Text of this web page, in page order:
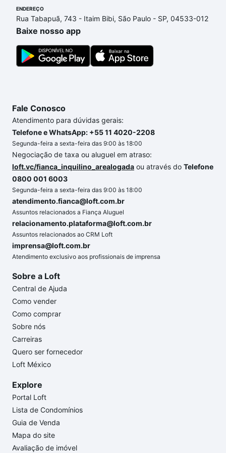
processo de compra, veja em nosso portal
custa comprar um apartamento e conte com a
gente para comprar o imóvel dos seus sonhos com
segurança e conforto. Loft, com você até as
chaves.
ENDEREÇO
Rua Tabapuã, 743 - Itaim Bibi, São Paulo - SP, 04533-012
Baixe nosso app
Fale Conosco
Atendimento para dúvidas gerais:
Telefone e WhatsApp: +55 11 4020-2208
Segunda-feira a sexta-feira das 9:00 às 18:00
Negociação de taxa ou aluguel em atraso:
loft.vc/fianca_inquilino_arealogada ou através do Telefone
0800 001 6003
Segunda-feira a sexta-feira das 9:00 às 18:00
atendimento.fianca@loft.com.br
Assuntos relacionados a Fiança Aluguel
relacionamento.plataforma@loft.com.br
Assuntos relacionados ao CRM Loft
imprensa@loft.com.br
Atendimento exclusivo aos profissionais de imprensa
Sobre a Loft
Central de Ajuda
Como vender
Como comprar
Sobre nós
Carreiras
Quero ser fornecedor
Loft México
Explore
Portal Loft
Lista de Condomínios
Guia de Venda
Mapa do site
Avaliação de imóvel